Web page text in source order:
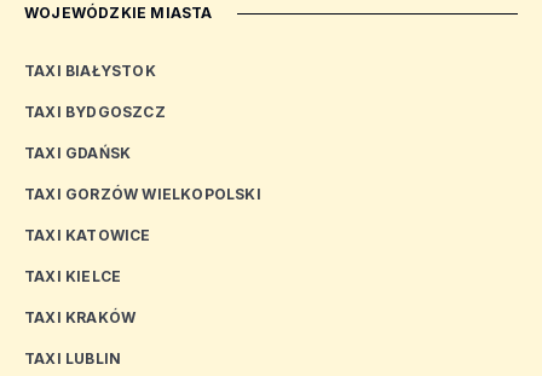
WOJEWÓDZKIE MIASTA
TAXI BIAŁYSTOK
TAXI BYDGOSZCZ
TAXI GDAŃSK
TAXI GORZÓW WIELKOPOLSKI
TAXI KATOWICE
TAXI KIELCE
TAXI KRAKÓW
TAXI LUBLIN